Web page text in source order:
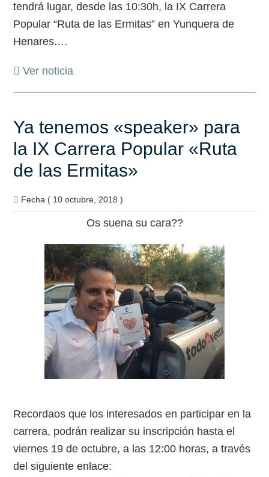
tendrá lugar, desde las 10:30h, la IX Carrera
Popular “Ruta de las Ermitas” en Yunquera de
Henares.…
Ver noticia
Ya tenemos «speaker» para
la IX Carrera Popular «Ruta
de las Ermitas»
Fecha ( 10 octubre, 2018 )
Os suena su cara??
Recordaos que los interesados en participar en la
carrera, podrán realizar su inscripción hasta el
viernes 19 de octubre, a las 12:00 horas, a través
del siguiente enlace: